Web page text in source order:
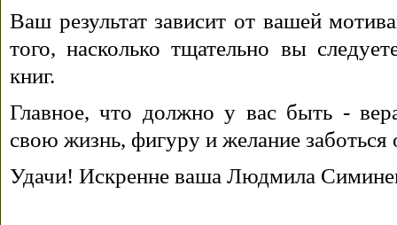
Ваш результат зависит от вашей
того, насколько тщательно вы
книг.
Главное, что должно у вас быть -
свою жизнь, фигуру и желание заботься
Удачи! Искренне ваша Людмила